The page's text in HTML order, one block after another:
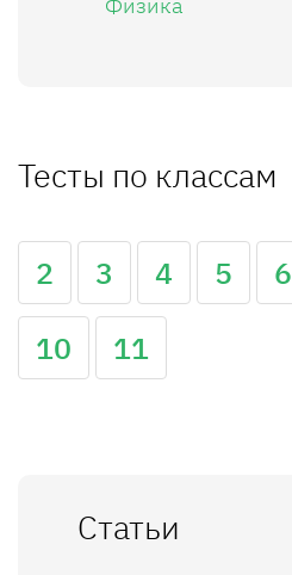
Тесты по классам
2 3 4 5 6
10
11
Статьи